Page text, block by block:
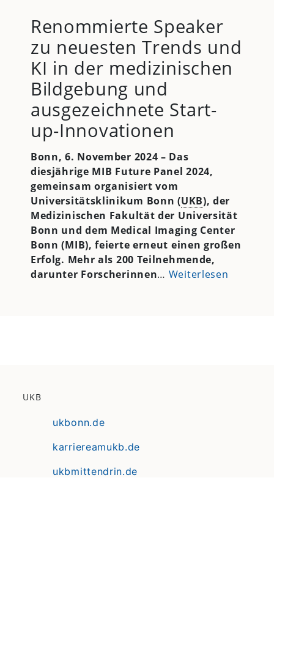
Renommierte Speaker
zu neuesten Trends und
KI in der medizinischen
Bildgebung und
ausgezeichnete Start-
up-Innovationen
Bonn, 6. November 2024 – Das
diesjährige MIB Future Panel 2024,
gemeinsam organisiert vom
Universitätsklinikum Bonn (UKB), der
Medizinischen Fakultät der Universität
Bonn und dem Medical Imaging Center
Bonn (MIB), feierte erneut einen großen
Erfolg. Mehr als 200 Teilnehmende,
darunter Forscherinnen… Weiterlesen
UKB
ukbonn.de
karriereamukb.de
ukbmittendrin.de